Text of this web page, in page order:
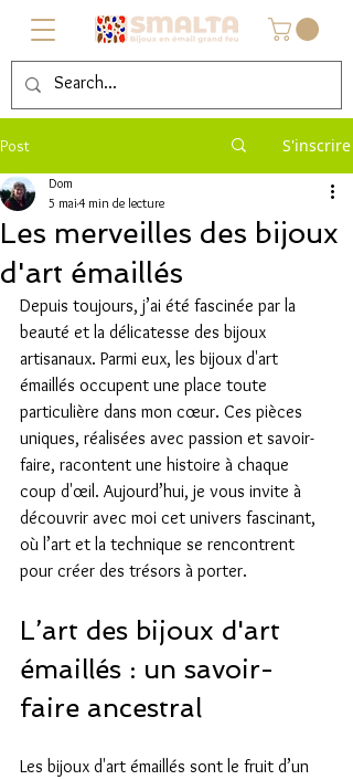
Post S'inscrire
Les merveilles des bijoux
d'art émaillés
Dom
5 mai4 min de lecture
Depuis toujours, j’ai été fascinée par la
beauté et la délicatesse des bijoux
artisanaux. Parmi eux, les bijoux d'art
émaillés occupent une place toute
particulière dans mon cœur. Ces pièces
uniques, réalisées avec passion et savoir-
faire, racontent une histoire à chaque
coup d'œil. Aujourd’hui, je vous invite à
découvrir avec moi cet univers fascinant,
où l’art et la technique se rencontrent
pour créer des trésors à porter.
L’art des bijoux d'art
émaillés : un savoir-
faire ancestral
Les bijoux d'art émaillés sont le fruit d’un